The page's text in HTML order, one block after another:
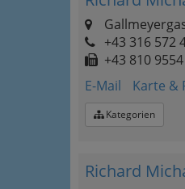
+43 316 572
+43 810
E-Mail
Karte &
Kategorien
Richard